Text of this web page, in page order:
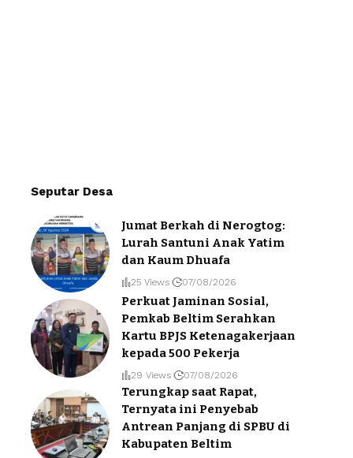
Seputar Desa
Jumat Berkah di Nerogtog:
Lurah Santuni Anak Yatim
dan Kaum Dhuafa
25 Views 07/08/2026
Perkuat Jaminan Sosial,
Pemkab Beltim Serahkan
Kartu BPJS Ketenagakerjaan
kepada 500 Pekerja
29 Views 07/08/2026
Terungkap saat Rapat,
Ternyata ini Penyebab
Antrean Panjang di SPBU di
Kabupaten Beltim